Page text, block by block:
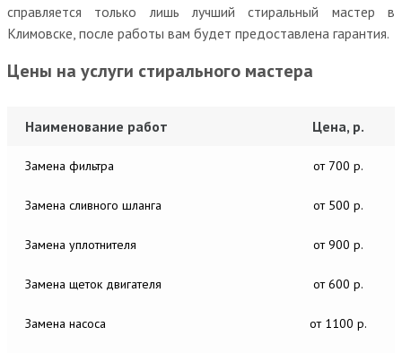
справляется только лишь лучший стиральный мастер в
Климовске, после работы вам будет предоставлена гарантия.
Цены на услуги стирального мастера
Наименование работ Цена, р.
Замена фильтра от 700 р.
Замена сливного шланга от 500 р.
Замена уплотнителя от 900 р.
Замена щеток двигателя от 600 р.
Замена насоса от 1100 р.